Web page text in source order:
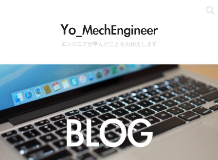
エンジニアが学んだことをお伝えします